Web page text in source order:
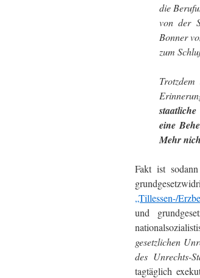
die
von der
Bonner
zum
eine
Mehr
Fakt ist
„Tillessen-/
und
gesetzlichen
des Unrechts-
tagtäglich